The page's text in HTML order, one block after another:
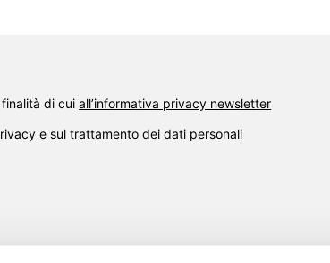
finalità di cuiall’informativa privacy newsletter
e sul trattamento dei dati personali